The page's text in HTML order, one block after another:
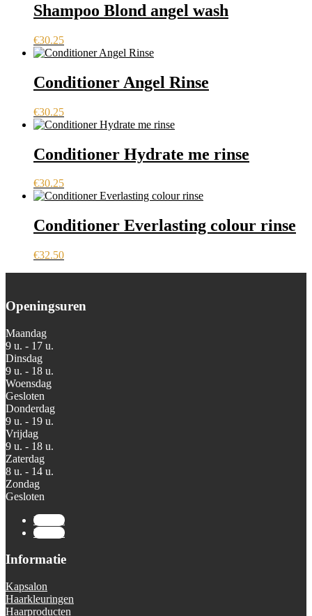
Shampoo Blond angel wash
€30.25
Conditioner Angel Rinse
€30.25
Conditioner Hydrate me rinse
€30.25
Conditioner Everlasting colour rinse
€32.50
Openingsuren
Maandag
9 u. - 17 u.
Dinsdag
9 u. - 18 u.
Woensdag
Gesloten
Donderdag
9 u. - 19 u.
Vrijdag
9 u. - 18 u.
Zaterdag
8 u. - 14 u.
Zondag
Gesloten
Volgen
Volgen
Informatie
Kapsalon
Haarkleuringen
Haarproducten